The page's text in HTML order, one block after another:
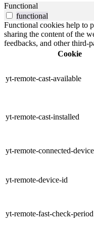
Functional
functional
Functional cookies help to
sharing the content of the
feedbacks, and other third-
Cookie
yt-remote-cast-available
yt-remote-cast-installed
yt-remote-connected-
yt-remote-device-id
yt-remote-fast-check-period